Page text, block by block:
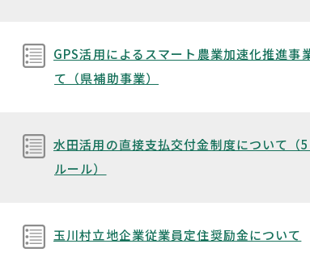
GPS活用によるスマート農業加速化推進事
て（県補助事業）
水田活用の直接支払交付金制度について（
ルール）
玉川村立地企業従業員定住奨励金について